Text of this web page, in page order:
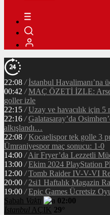
22:08 / İstanbul Havalimanı’na
00:42 / MAÇ ÖZETİ İZLE:
goller izle
22:15 / Uzay ve havacılık için
22:16 / Galatasaray’da
alkışlandı…
22:08 / Kocaelispor tek golle 3
Ümraniyespor maç sonucu: 1-0
14:00 / Air Fryer’da Lezzetli
13:00 / Ekim 2024 PlayStation
12:00 / Tomb Raider IV-V-VI
20:00 / 2si1 Haftalık Magazin
19:00 / Epic Games Ücretsiz
Sabah Vakti
02:00
İstanbul AÇIK 29°